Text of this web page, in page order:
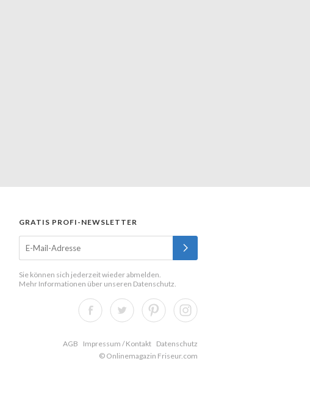
GRATIS PROFI-NEWSLETTER
Sie können sich jederzeit wieder abmelden.
Mehr Informationen über unseren Datenschutz.
AGB Impressum / Kontakt
Datenschutz
© Onlinemagazin Friseur.com